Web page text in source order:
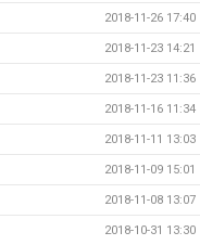
2018-11-26 17:40
2018-11-23 14:21
2018-11-23 11:36
2018-11-16 11:34
2018-11-11 13:03
2018-11-09 15:01
2018-11-08 13:07
2018-10-31 13:30